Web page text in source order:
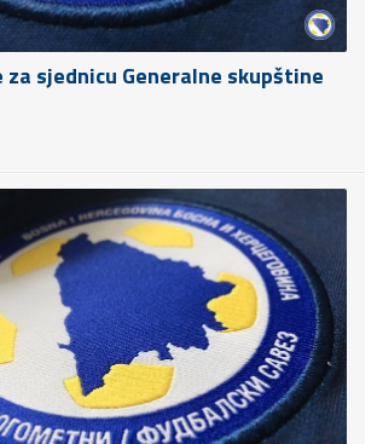
sjednicu Generalne skupštine